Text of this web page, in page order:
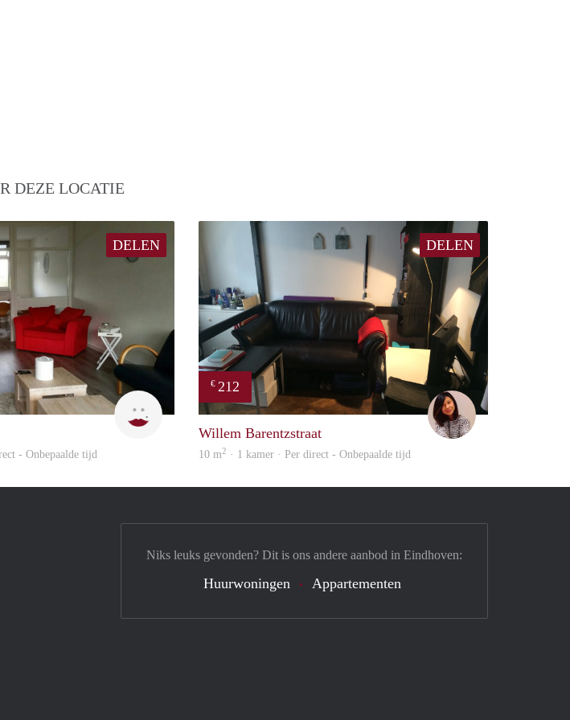
DEZE LOCATIE
DELEN
- Onbepaalde tijd
DELEN
€ 212
Chayenne
Willem Barentzstraat
10 m2 · 1 kamer · Per direct - Onbepaalde tijd
Niks leuks gevonden? Dit is ons andere aanbod in Eindhoven:
Huurwoningen Appartementen